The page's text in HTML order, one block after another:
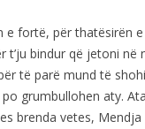
e fortë, për thatësirën
t’ju bindur që jetoni në
të parë mund të
grumbullohen aty.
brenda vetes,